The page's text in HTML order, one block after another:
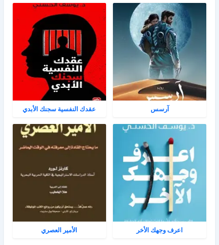
آرسس عقدك النفسية سجنك الأبدي
اعرف وجهك الأخر الأمير العصري